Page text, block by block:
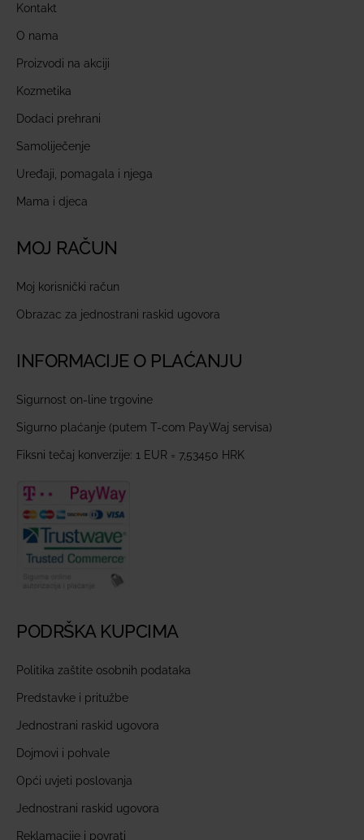
Kontakt
O nama
Proizvodi na akciji
Kozmetika
Dodaci prehrani
Samoliječenje
Uređaji, pomagala i njega
Mama i djeca
MOJ RAČUN
Moj korisnički račun
Obrazac za jednostrani raskid ugovora
INFORMACIJE O PLAĆANJU
Sigurnost on-line trgovine
Sigurno plaćanje (putem T-com PayWaj servisa)
Fiksni tečaj konverzije: 1 EUR = 7,53450 HRK
PODRŠKA KUPCIMA
Politika zaštite osobnih podataka
Predstavke i pritužbe
Jednostrani raskid ugovora
Dojmovi i pohvale
Opći uvjeti poslovanja
Jednostrani raskid ugovora
Reklamacije i povrati